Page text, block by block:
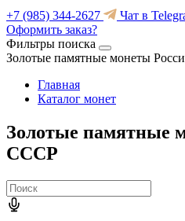
+7 (985) 344-2627
Чат в
Оформить заказ?
Фильтры поиска
Золотые памятные монеты
Главная
Каталог монет
Золотые памятные
СССР